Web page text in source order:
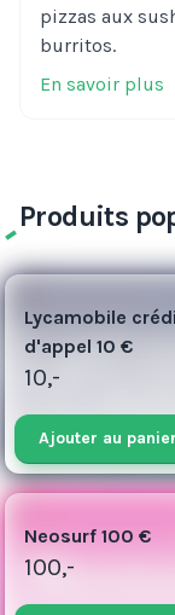
pizzas aux
burritos.
En savoir plus
Produits
5
Lycamobile
d'appel 10 €
10,-
Ajouter au panier
100
Neosurf 100 €
100,-